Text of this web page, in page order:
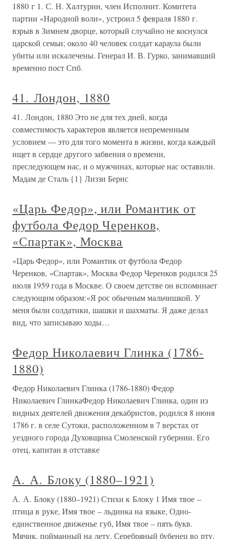
1880 г 1. С. Н. Халтурин, член Исполнит. Комитета
партии «Народной воли», устроил 5 февраля 1880 г.
взрыв в Зимнем дворце, который случайно не коснулся
царской семьи; около 40 человек солдат караула были
убиты или искалечены. Генерал И. В. Гурко, занимавший
временно пост Спб.
41. Лондон, 1880
41. Лондон, 1880 Это не для тех дней, когда
совместимость характеров является непременным
условием — это для того момента в жизни, когда каждый
ищет в сердце другого забвения о времени,
преследующем нас, и о мужчинах, которые нас оставили.
Мадам де Сталь {1} Лиззи Бернс
«Царь Федор», или Романтик от
футбола Федор Черенков,
«Спартак», Москва
«Царь Федор», или Романтик от футбола Федор
Черенков, «Спартак», Москва Федор Черенков родился 25
июля 1959 года в Москве. О своем детстве он вспоминает
следующим образом:«Я рос обычным мальчишкой. У
меня были солдатики, шашки и шахматы. Я даже делал
вид, что записываю ходы…
Федор Николаевич Глинка (1786-
1880)
Федор Николаевич Глинка (1786-1880) Федор
Николаевич ГлинкаФедор Николаевич Глинка, один из
видных деятелей движения декабристов, родился 8 июня
1786 г. в селе Сутоки, расположенном в 7 верстах от
уездного города Духовщина Смоленской губернии. Его
отец, капитан в отставке
А. А. Блоку (1880–1921)
А. А. Блоку (1880–1921) Стихи к Блоку 1 Имя твое –
птица в руке, Имя твое – льдинка на языке, Одно-
единственное движенье губ, Имя твое – пять букв.
Мячик, пойманный на лету, Серебряный бубенец во рту,